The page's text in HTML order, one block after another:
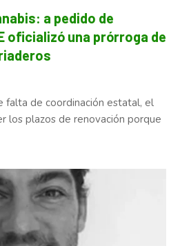
a pedido de
oficializó una prórroga de
falta de coordinación estatal, el
los plazos de renovación porque